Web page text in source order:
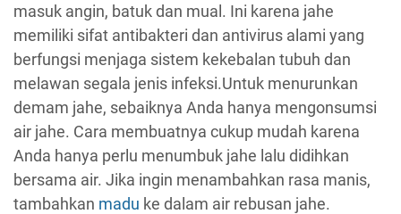
masuk angin, batuk dan mual. Ini karena jahe
memiliki sifat antibakteri dan antivirus alami yang
berfungsi menjaga sistem kekebalan tubuh dan
melawan segala jenis infeksi.Untuk menurunkan
demam jahe, sebaiknya Anda hanya mengonsumsi
air jahe. Cara membuatnya cukup mudah karena
Anda hanya perlu menumbuk jahe lalu didihkan
bersama air. Jika ingin menambahkan rasa manis,
tambahkan madu ke dalam air rebusan jahe.